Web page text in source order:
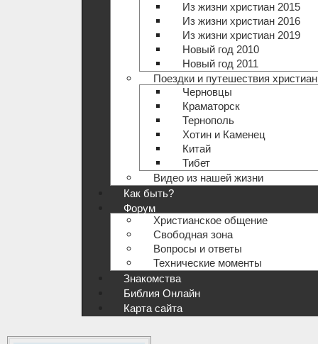
Из жизни христиан 2015
Из жизни христиан 2016
Из жизни христиан 2019
Новый год 2010
Новый год 2011
Поездки и путешествия христиан
Черновцы
Краматорск
Тернополь
Хотин и Каменец
Китай
Тибет
Видео из нашей жизни
Как быть?
Форум
Христианское общение
Свободная зона
Вопросы и ответы
Технические моменты
Знакомства
Библия Онлайн
Карта сайта